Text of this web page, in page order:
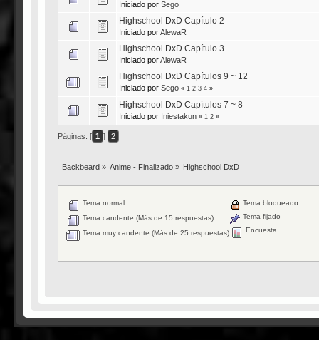
Iniciado por Sego
Highschool DxD Capítulo 2
Iniciado porAlewaR
Highschool DxD Capítulo 3
Iniciado porAlewaR
Highschool DxD Capítulos 9 ~ 12
Iniciado por Sego « 1 2 3 4»
Highschool DxD Capítulos 7 ~ 8
Iniciado por Iniestakun « 1 2»
Páginas: [ 1 ] 2
Backbeard» Anime - Finalizado » Highschool DxD
Tema normal
Tema candente (Más de 15 respuestas)
Tema muy candente (Más de 25 respuestas)
Tema bloqueado
Tema fijado
Encuesta